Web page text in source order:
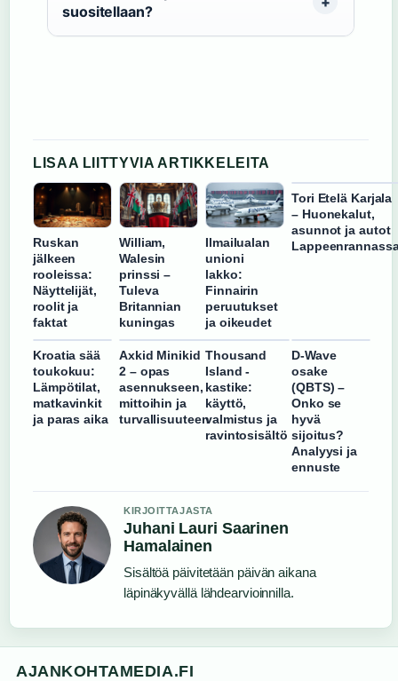
suositellaan?
LISAA LIITTYVIA ARTIKKELEITA
Ruskan
jälkeen
rooleissa:
Näyttelijät,
roolit ja
faktat
William,
Walesin
prinssi –
Tuleva
Britannian
kuningas
Ilmailualan
unioni
lakko:
Finnairin
peruutukset
ja oikeudet
Tori Etelä Karjala
– Huonekalut,
asunnot ja autot
Kroatia sää
toukokuu:
Lämpötilat,
matkavinkit
ja paras aika
Axkid Minikid
2 – opas
asennukseen,
mittoihin ja
turvallisuuteen
Thousand
Island -
kastike:
käyttö,
valmistus ja
ravintosisältö
D-Wave
osake
(QBTS) –
Onko se
hyvä
sijoitus?
Analyysi ja
ennuste
KIRJOITTAJASTA
Juhani Lauri Saarinen
Hamalainen
Sisältöä päivitetään päivän aikana
läpinäkyvällä lähdearvioinnilla.
AJANKOHTAMEDIA.FI